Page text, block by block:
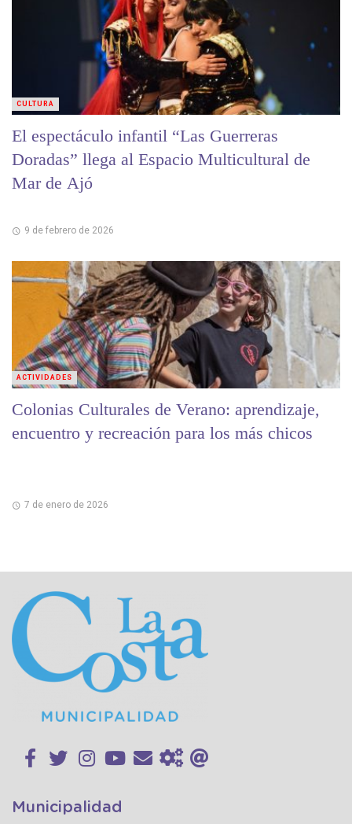
El espectáculo infantil “Las Guerreras
Doradas” llega al Espacio Multicultural de
Mar de Ajó
9 de febrero de 2026
CULTURA
Colonias Culturales de Verano: aprendizaje,
encuentro y recreación para los más chicos
7 de enero de 2026
ACTIVIDADES
Municipalidad